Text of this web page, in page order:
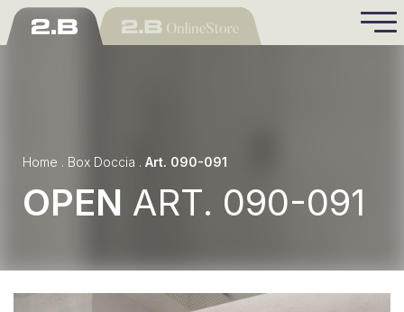
Home . Box Doccia . Art. 090-091
OPEN ART. 090-091